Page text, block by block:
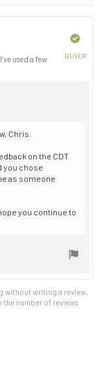
used a few
BUYER
Chris.
on the CDT
you chose
as someone
you continue to
without writing a review,
number of reviews.